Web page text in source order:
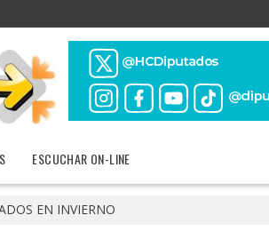
ESCUCHAR ON-LINE
EN INVIERNO